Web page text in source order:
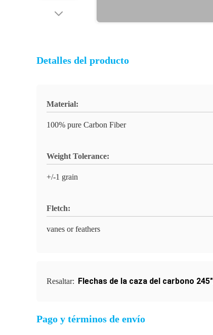
Detalles del producto
Material:
100% pure Carbon Fiber
Weight Tolerance:
+/-1 grain
Fletch:
vanes or feathers
Resaltar: Flechas de la caza del carbono 245"
Pago y términos de envío